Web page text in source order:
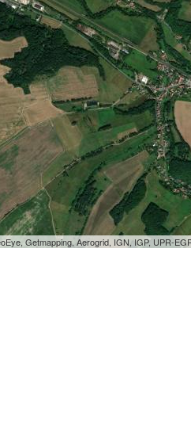
Getmapping, Aerogrid, IGN, IGP, UPR-